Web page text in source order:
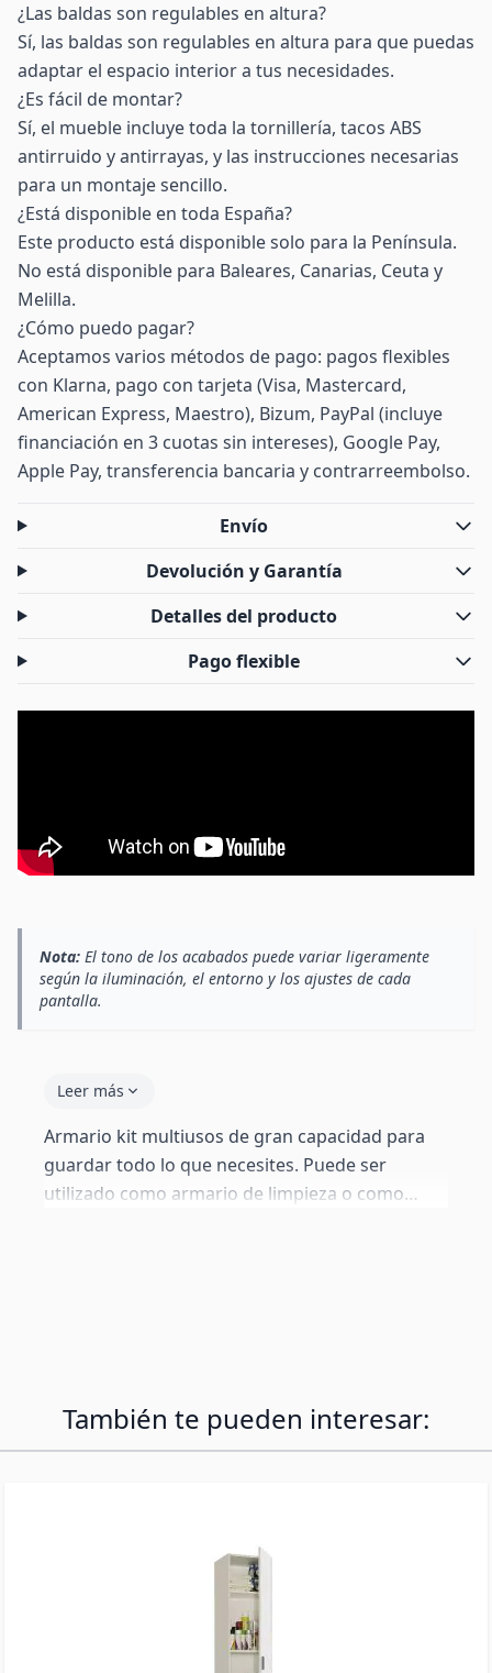
¿Las baldas son regulables en altura?
Sí, las baldas son regulables en altura para que puedas
adaptar el espacio interior a tus necesidades.
¿Es fácil de montar?
Sí, el mueble incluye toda la tornillería, tacos ABS
antirruido y antirrayas, y las instrucciones necesarias
para un montaje sencillo.
¿Está disponible en toda España?
Este producto está disponible solo para la Península.
No está disponible para Baleares, Canarias, Ceuta y
Melilla.
¿Cómo puedo pagar?
Aceptamos varios métodos de pago: pagos flexibles
con Klarna, pago con tarjeta (Visa, Mastercard,
American Express, Maestro), Bizum, PayPal (incluye
financiación en 3 cuotas sin intereses), Google Pay,
Apple Pay, transferencia bancaria y contrarreembolso.
Envío
Devolución y Garantía
Detalles del producto
Pago flexible
Nota: El tono de los acabados puede variar ligeramente
según la iluminación, el entorno y los ajustes de cada
pantalla.
Leer más
Armario kit multiusos de gran capacidad para
guardar todo lo que necesites. Puede ser
utilizado como armario de limpieza o como
También te pueden interesar: